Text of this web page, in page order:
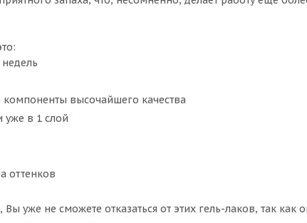
высочайшего качества
уже в 1 слой
оттенков
уже не сможете отказаться от этих гель-лаков, так как